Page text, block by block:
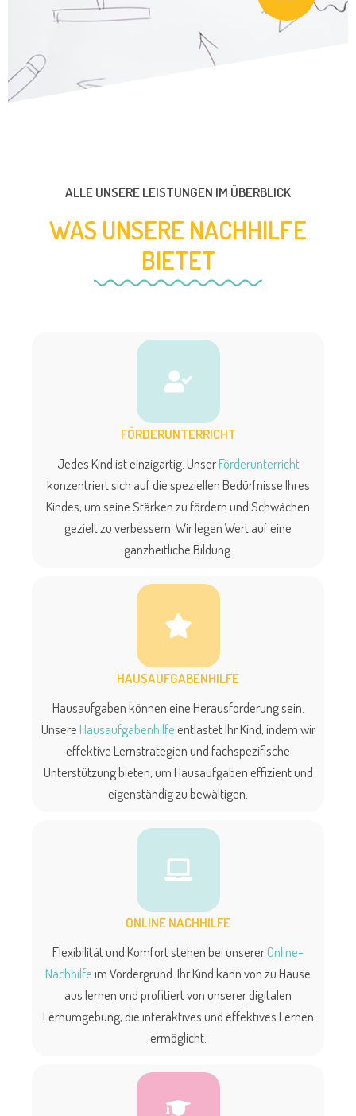
ALLE UNSERE LEISTUNGEN IM ÜBERBLICK
WAS UNSERE NACHHILFE
BIETET
FÖRDERUNTERRICHT
Jedes Kind ist einzigartig. UnserFörderunterricht
konzentriert sich auf die speziellen Bedürfnisse Ihres
Kindes, um seine Stärken zu fördern und Schwächen
gezielt zu verbessern. Wir legen Wert auf eine
ganzheitliche Bildung.
HAUSAUFGABENHILFE
Hausaufgaben können eine Herausforderung sein.
UnsereHausaufgabenhilfeentlastet Ihr Kind, indem wir
effektive Lernstrategien und fachspezifische
Unterstützung bieten, um Hausaufgaben effizient und
eigenständig zu bewältigen.
ONLINE NACHHILFE
Flexibilität und Komfort stehen bei unsererOnline-
Nachhilfeim Vordergrund. Ihr Kind kann von zu Hause
aus lernen und profitiert von unserer digitalen
Lernumgebung, die interaktives und effektives Lernen
ermöglicht.